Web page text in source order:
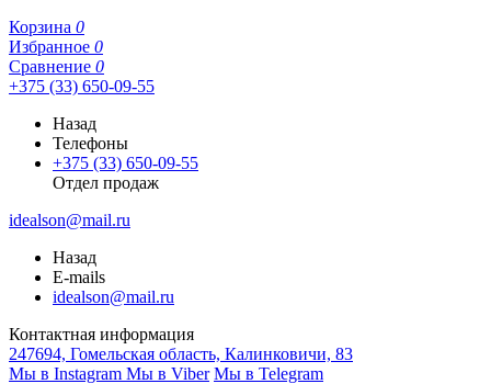
Корзина 0
Избранное 0
Сравнение 0
+375 (33) 650-09-55
Назад
Телефоны
+375 (33) 650-09-55
Отдел продаж
idealson@mail.ru
Назад
E-mails
idealson@mail.ru
Контактная информация
247694, Гомельская область, Калинковичи, 83
Мы в Instagram Мы в Viber Мы в Telegram